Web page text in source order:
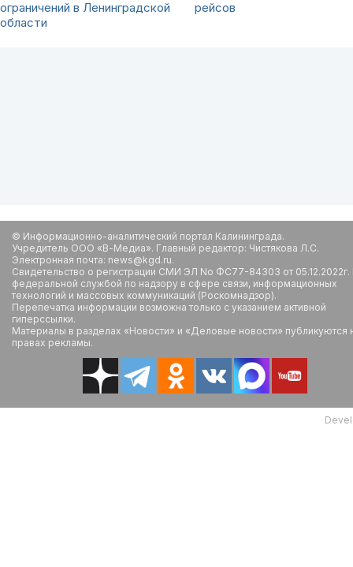
ограничений в Ленинградской
области
рейсов
© Информационно-аналитический портал Калининграда.
Учредитель ООО «В-Медиа». Главный редактор: Чистякова Л.С.
Электронная почта: news@kgd.ru.
Свидетельство о регистрации СМИ ЭЛ No ФС77-84303 от
федеральной службой по надзору в сфере связи, информационных
технологий и массовых коммуникаций (Роскомнадзор).
Перепечатка информации возможна только с указанием активной
гиперссылки.
Материалы в разделах «Новости» и «Деловые новости» публикуются
правах рекламы.